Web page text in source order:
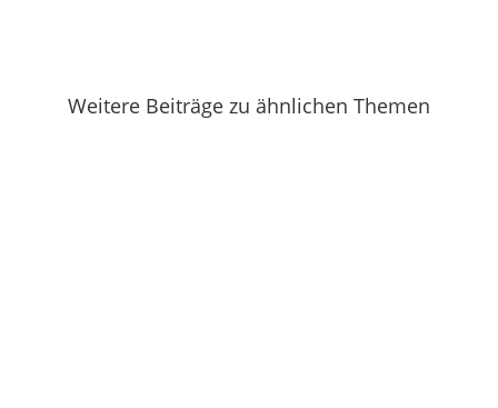
Weitere Beiträge zu ähnlichen Themen